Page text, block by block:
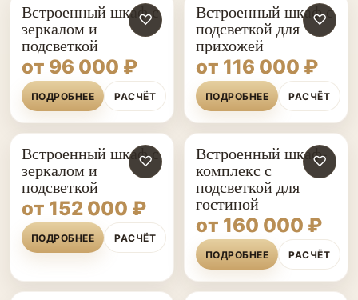
♡
Встроенный шкаф с
зеркалом и
подсветкой
от 96 000 ₽
ПОДРОБНЕЕ РАСЧЁТ
♡
Встроенный шкаф с
подсветкой для
прихожей
от 116 000 ₽
ПОДРОБНЕЕ РАСЧЁТ
♡
Встроенный шкаф с
зеркалом и
подсветкой
от 152 000 ₽
ПОДРОБНЕЕ РАСЧЁТ
♡
Встроенный шкаф-
комплекс с
подсветкой для
гостиной
от 160 000 ₽
ПОДРОБНЕЕ РАСЧЁТ